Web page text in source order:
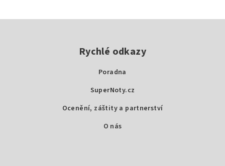
Rychlé odkazy
Poradna
SuperNoty.cz
Ocenění, záštity a partnerství
O nás